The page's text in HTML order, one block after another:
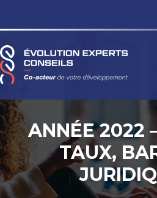
Aller
au
ANNÉE 2022
TAUX,